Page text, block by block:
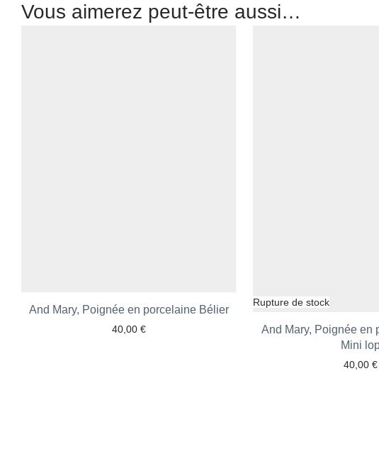
Vous aimerez peut-être aussi…
And Mary, Poignée en porcelaine Bélier
40,00 €
Ajouter aux favoris
And Mary, Poignée en
Mini
40,00 €
Ajouter aux